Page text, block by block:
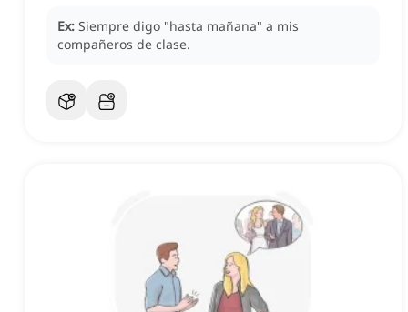
Ex: Siempre digo "hasta mañana" a mis
compañeros de clase.